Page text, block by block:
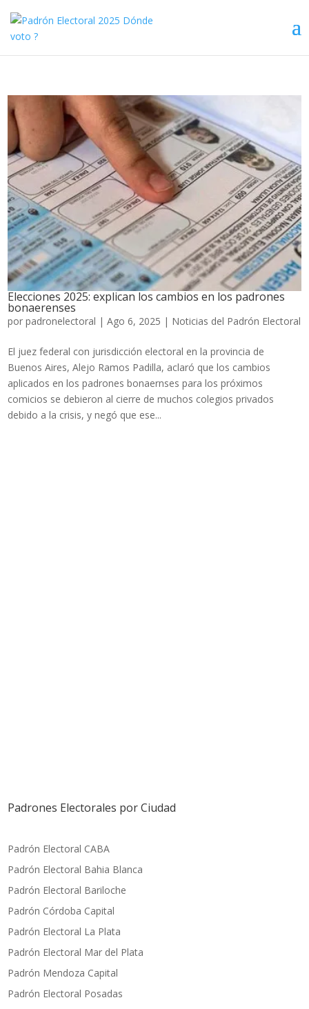
Elecciones 2025: explican los cambios en los padrones
bonaerenses
porpadronelectoral |Ago 6, 2025 | Noticias del Padrón Electoral
El juez federal con jurisdicción electoral en la provincia de
Buenos Aires, Alejo Ramos Padilla, aclaró que los cambios
aplicados en los padrones bonaernses para los próximos
comicios se debieron al cierre de muchos colegios privados
debido a la crisis, y negó que ese...
Padrones Electorales por Ciudad
Padrón Electoral CABA
Padrón Electoral Bahia Blanca
Padrón Electoral Bariloche
Padrón Córdoba Capital
Padrón Electoral La Plata
Padrón Electoral Mar del Plata
Padrón Mendoza Capital
Padrón Electoral Posadas